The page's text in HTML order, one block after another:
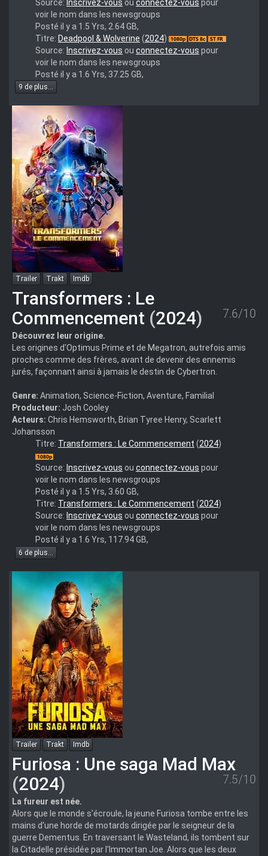
Source: Inscrivez-vous ou connectez-vous pour
voir le nom dans les newsgroups
Posté il y a 1.5 Yrs, 2.64 GB,
deadpool.and.wolverine.2024.1080p.bluray.x264-
pignus
Titre: Deadpool & Wolverine (2024)
Source: Inscrivez-vous ou connectez-vous pour
voir le nom dans les newsgroups
Posté il y a 1.6 Yrs, 37.25 GB,
9 de plus...
Trailer Trakt Imdb
Transformers : Le
Commencement (2024) 7.6/10
Découvrez leur origine.
Les origines d'Optimus Prime et de Megatron, autrefois amis
proches comme des frères, avant de devenir des ennemis
jurés, façonnant ainsi à jamais le destin de Cybertron.
Genre: Animation, Science-Fiction, Aventure, Familial
Producteur: Josh Cooley
Acteurs: Chris Hemsworth, Brian Tyree Henry, Scarlett
Johansson
Transformers.One.2024.1080p.BluRay.DDP.5.1.10bit.H.265-
iVy.mkv
Titre: Transformers : Le Commencement (2024)
Source: Inscrivez-vous ou connectez-vous pour
voir le nom dans les newsgroups
Posté il y a 1.5 Yrs, 3.60 GB,
transformers.one.2024.multi.complete.uhd.bluray-
rcdivx
Titre: Transformers : Le Commencement (2024)
Source: Inscrivez-vous ou connectez-vous pour
voir le nom dans les newsgroups
Posté il y a 1.6 Yrs, 117.94 GB,
6 de plus...
Trailer Trakt Imdb
Furiosa : Une saga Mad Max
(2024) 7.5/10
La fureur est née.
Alors que le monde s'écroule, la jeune Furiosa tombe entre les
mains d'une horde de motards dirigée par le seigneur de la
guerre Dementus. En traversant le Wasteland, ils tombent sur
la Citadelle présidée par l'Immortan Joe. Alors que les deux